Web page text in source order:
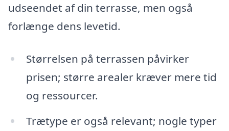
udseendet af din terrasse, men også
forlænge dens levetid.
Størrelsen på terrassen påvirker
prisen; større arealer kræver mere tid
og ressourcer.
Trætype er også relevant; nogle typer